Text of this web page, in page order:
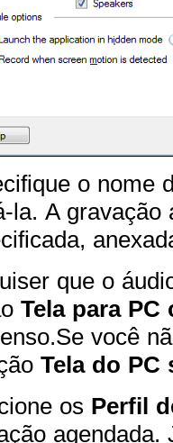
o nome
la. A gravação
que o
Tela para PC
você
Tela do PC
os Perfil